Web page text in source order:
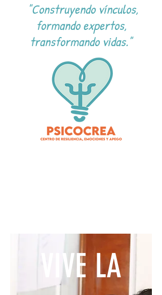
"Construyendo vínculos,
formando expertos,
transformando vidas."
VIVE LA